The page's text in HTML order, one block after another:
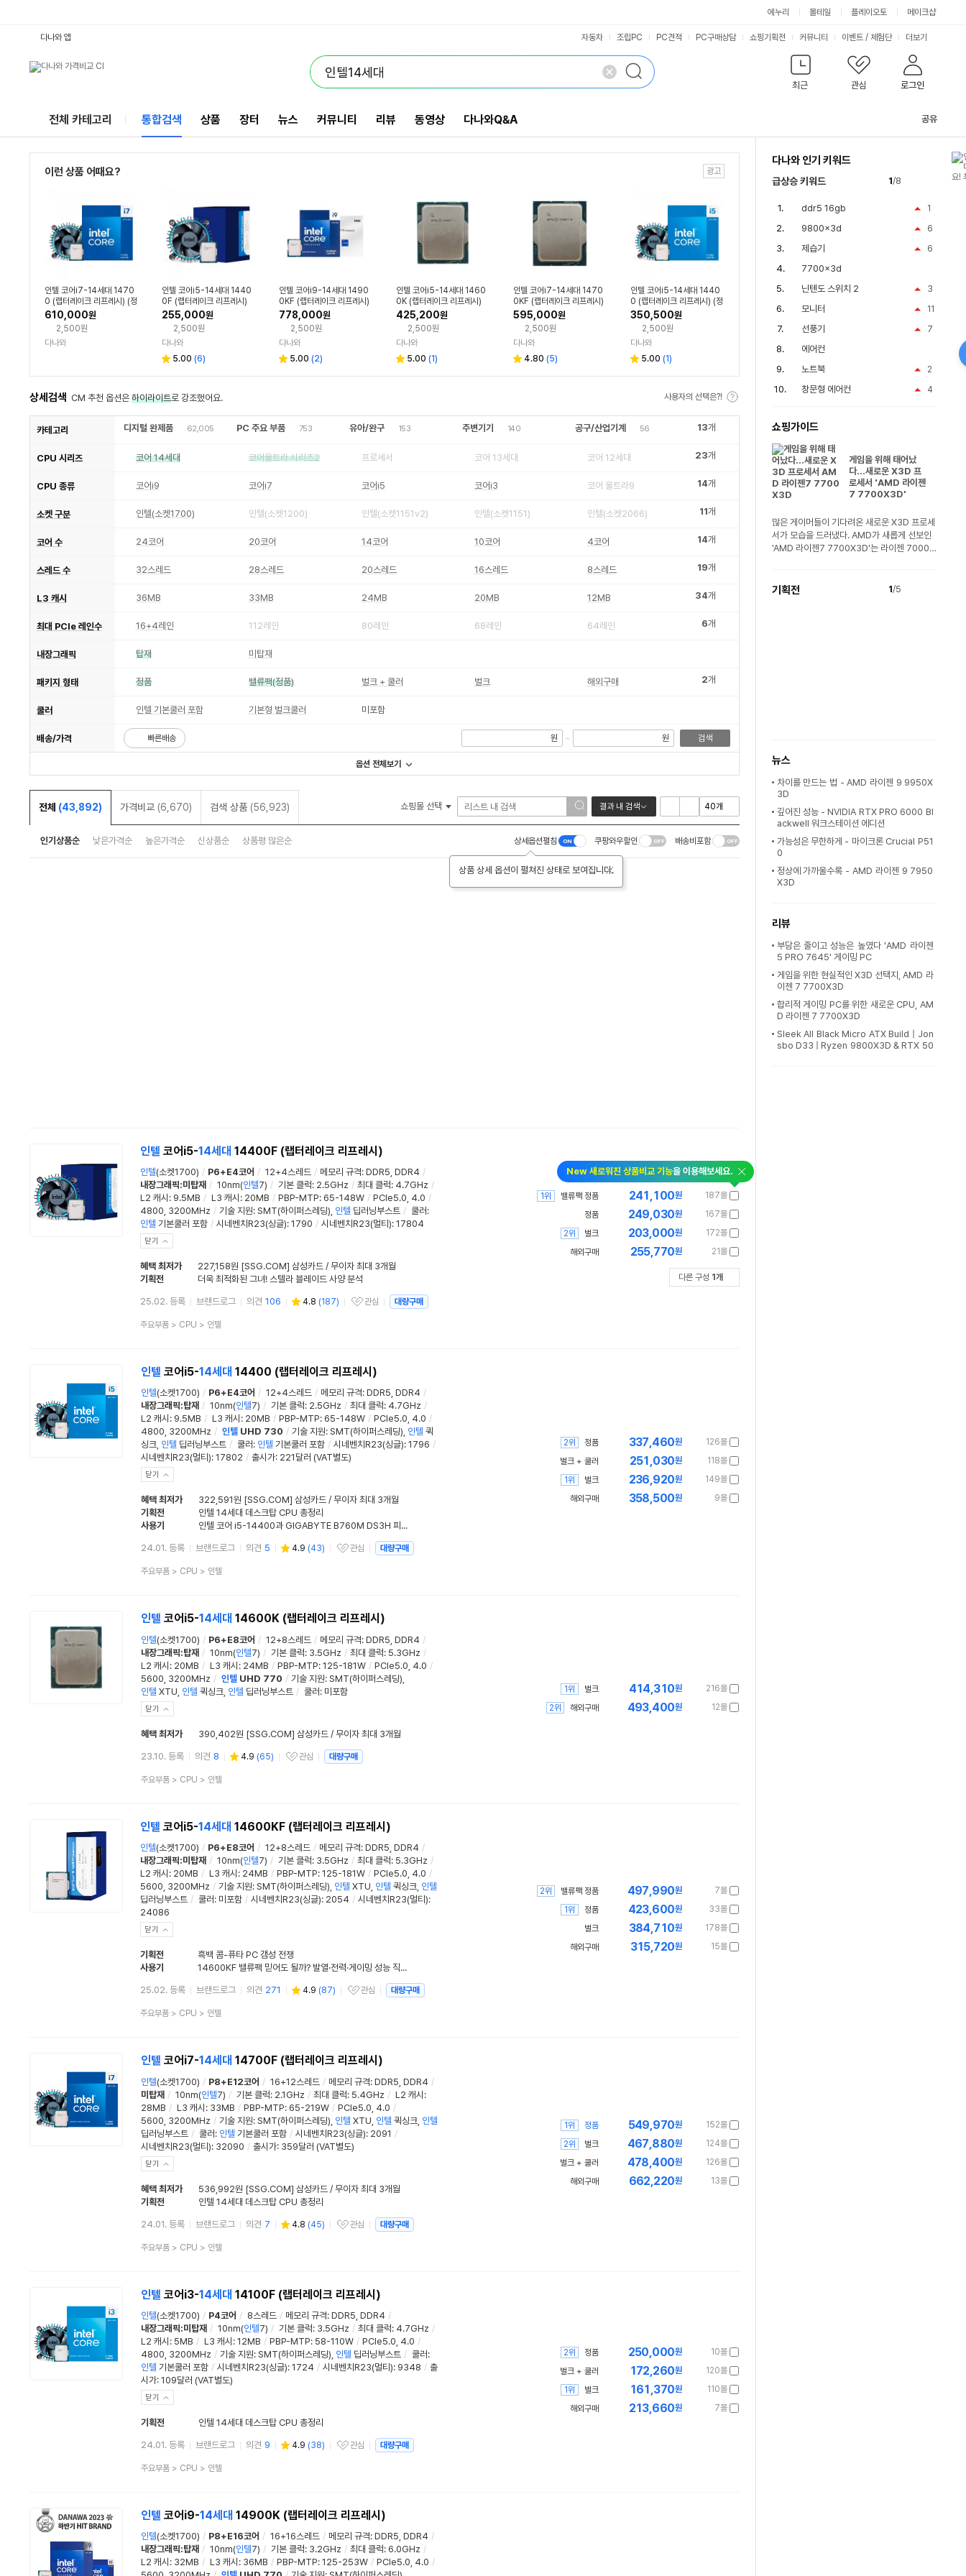
에누리 몰테일 플레이오토 메이크샵
최근 관심 로그인
다나와 앱 자동차 조립PC PC견적 PC구매상담 쇼핑기획전 커뮤니티 이벤트 / 체험단 더보기
전체 카테고리 통합검색 상품 장터 뉴스 커뮤니티 리뷰 동영상 다나와Q&A 공유
이런 상품 어때요?
인텔 코어i7-14세대 1470
0 (랩터레이크 리프레시) (정
품)
610,000원
2,500원
다나와
인텔 코어i5-14세대 1440
0F (랩터레이크 리프레시)
(밸류팩 정품)
255,000원
2,500원
다나와
5.00 (6)
인텔 코어i9-14세대 1490
0KF (랩터레이크 리프레시)
(정품)
778,000원
2,500원
다나와
5.00 (2)
인텔 코어i5-14세대 1460
0K (랩터레이크 리프레시)
(벌크)
425,200원
2,500원
다나와
5.00 (1)
인텔 코어i7-14세대 1470
0KF (랩터레이크 리프레시)
(벌크)
595,000원
2,500원
다나와
4.80 (5)
인텔 코어i5-14세대 1440
0 (랩터레이크 리프레시) (정
품)
350,500원
2,500원
다나와
5.00 (1)
상세검색 CM 추천 옵션은 하이라이트로 강조했어요. 사용자의 선택은?!
카테고리 디지털 완제품 62,005 PC 주요 부품 753 유아/완구 153 주변기기 140 공구/산업기계 56 13개
CPU 시리즈 코어 14세대 코어울트라 시리즈2 프로세서 코어 13세대 코어 12세대 23개
CPU 종류 코어i9 코어i7 코어i5 코어i3 코어 울트라9 14개
소켓 구분 인텔(소켓1700) 인텔(소켓1200) 인텔(소켓1151v2) 인텔(소켓1151) 인텔(소켓2066) 11개
코어 수 24코어 20코어 14코어 10코어 4코어 14개
스레드 수 32스레드 28스레드 20스레드 16스레드 8스레드 19개
L3 캐시 36MB 33MB 24MB 20MB 12MB 34개
최대 PCIe 레인수 16+4레인 112레인 80레인 68레인 64레인 6개
내장그래픽 탑재 미탑재
패키지 형태 정품 밸류팩(정품) 벌크 + 쿨러 벌크 해외구매 2개
쿨러 인텔 기본쿨러 포함 기본형 벌크쿨러 미포함
배송/가격 빠른배송 원 ~ 원 검색
옵션 전체보기
전체 (43,892) 가격비교 (6,670) 검색 상품 (56,923) 쇼핑몰 선택 결과 내 검색
인기상품순 낮은가격순 높은가격순 신상품순 상품평 많은순 상세옵션펼침
상품 상세 옵션이 펼쳐진 상태로 보여집니다.
쿠팡와우할인 배송비포함
인텔 코어i5-14세대 14400F (랩터레이크 리프레시)
인텔(소켓1700) / P6+E4코어 / 12+4스레드 / 메모리 규격: DDR5, DDR4 /
내장그래픽:미탑재 / 10nm(인텔7) / 기본 클럭: 2.5GHz / 최대 클럭: 4.7GHz /
L2 캐시 : 9.5MB / L3 캐시 : 20MB / PBP-MTP: 65-148W / PCIe5.0, 4.0 /
4800, 3200MHz / 기술 지원: SMT(하이퍼스레딩) 인텔 딥러닝부스트 / 쿨러 :
인텔 기본쿨러 포함 / 시네벤치R23(싱글): 1790 / 시네벤치R23(멀티): 17804
닫기
혜택 최저가
227,158원 [SSG.COM] 삼성카드 / 무이자 최대 3개월
기획전
더욱 최적화된 그녀! 스텔라 블레이드 사양 분석
25.02. 등록 브랜드로그 의견 106 4.8 (187)
관심상품
관심 대량구매
상
주요부품> CPU > 인텔
New 새로워진 상품비교 기능을 이용해보세요.
187몰
241,100원
1위
밸류팩 정품
167몰
249,030원
정품
172몰
203,000원
2위
벌크
21몰
255,770원
해외구매
다른 구성 1 개
인텔 코어i5-14세대 14400 (랩터레이크 리프레시)
인텔(소켓1700) / P6+E4코어 / 12+4스레드 / 메모리 규격: DDR5, DDR4 /
내장그래픽:탑재 / 10nm(인텔7) / 기본 클럭: 2.5GHz / 최대 클럭: 4.7GHz /
L2 캐시 : 9.5MB / L3 캐시 : 20MB / PBP-MTP: 65-148W / PCIe5.0, 4.0 /
4800, 3200MHz / 인텔UHD 730 / 기술 지원: SMT(하이퍼스레딩) 인텔 퀵
싱크, 인텔 딥러닝부스트 / 쿨러 : 인텔 기본쿨러 포함 / 시네벤치R23(싱글): 1796 /
시네벤치R23(멀티): 17802 / 출시가: 221달러 (VAT별도)
닫기
혜택 최저가
322,591원 [SSG.COM] 삼성카드 / 무이자 최대 3개월
기획전
인텔 14세대 데스크탑 CPU 총정리
사용기
인텔 코어 i5-14400과 GIGABYTE B760M DS3H 피씨디렉트
24.01. 등록 브랜드로그 의견 5 4.9 (43)
관심상품
관심 대량구매
상
주요부품> CPU > 인텔
126몰
337,460원
2위
정품
118몰
251,030원
벌크 + 쿨러
149몰
236,920원
1위
벌크
9몰
358,500원
해외구매
인텔 코어i5-14세대 14600K (랩터레이크 리프레시)
인텔(소켓1700) / P6+E8코어 / 12+8스레드 / 메모리 규격: DDR5, DDR4 /
내장그래픽:탑재 / 10nm(인텔7) / 기본 클럭: 3.5GHz / 최대 클럭: 5.3GHz /
L2 캐시 : 20MB / L3 캐시 : 24MB / PBP-MTP: 125-181W / PCIe5.0, 4.0 /
5600, 3200MHz / 인텔UHD 770 / 기술 지원: SMT(하이퍼스레딩)
인텔 XTU 인텔 퀵싱크, 인텔 딥러닝부스트 / 쿨러 : 미포함
닫기
혜택 최저가 390,402원 [SSG.COM] 삼성카드 / 무이자 최대 3개월
23.10. 등록 의견 8 4.9 (65)
관심상품
관심 대량구매
상
주요부품> CPU > 인텔
216몰
414,310원
1위
벌크
12몰
493,400원
2위 해외구매
인텔 코어i5-14세대 14600KF (랩터레이크 리프레시)
인텔(소켓1700) / P6+E8코어 / 12+8스레드 / 메모리 규격: DDR5, DDR4 /
내장그래픽:미탑재 / 10nm(인텔7) / 기본 클럭: 3.5GHz / 최대 클럭: 5.3GHz /
L2 캐시 : 20MB / L3 캐시 : 24MB / PBP-MTP: 125-181W / PCIe5.0, 4.0 /
5600, 3200MHz / 기술 지원: SMT(하이퍼스레딩) 인텔 XTU 인텔 퀵싱크, 인텔
딥러닝부스트 / 쿨러 : 미포함 / 시네벤치R23(싱글): 2054 / 시네벤치R23(멀티):
24086
닫기
기획전
흑백 콤-퓨타 PC 갬성 전쟁
사용기
14600KF 밸류팩 믿어도 될까? 발열·전력·게이밍 성능 직접 비교해보니...
25.02. 등록 브랜드로그 의견 271 4.9 (87)
관심상품
관심 대량구매
상
주요부품> CPU > 인텔
7몰
497,990원
2위
밸류팩 정품
33몰
423,600원
1위
정품
178몰
384,710원
벌크
15몰
315,720원
해외구매
인텔 코어i7-14세대 14700F (랩터레이크 리프레시)
인텔(소켓1700) / P8+E12코어 / 16+12스레드 / 메모리 규격: DDR5, DDR4 /
미탑재 / 10nm(인텔7) / 기본 클럭: 2.1GHz / 최대 클럭: 5.4GHz / L2 캐시 :
28MB / L3 캐시 : 33MB / PBP-MTP: 65-219W / PCIe5.0, 4.0 /
5600, 3200MHz / 기술 지원: SMT(하이퍼스레딩) 인텔 XTU 인텔 퀵싱크, 인텔
딥러닝부스트 / 쿨러 : 인텔 기본쿨러 포함 / 시네벤치R23(싱글): 2091 /
시네벤치R23(멀티): 32090 / 출시가: 359달러 (VAT별도)
닫기
혜택 최저가
536,992원 [SSG.COM] 삼성카드 / 무이자 최대 3개월
기획전
인텔 14세대 데스크탑 CPU 총정리
24.01. 등록 브랜드로그 의견 7 4.8 (45)
관심상품
관심 대량구매
상
주요부품> CPU > 인텔
152몰
549,970원
1위
정품
124몰
467,880원
2위
벌크
126몰
478,400원
벌크 + 쿨러
13몰
662,220원
해외구매
인텔 코어i3-14세대 14100F (랩터레이크 리프레시)
인텔(소켓1700) / P4코어 / 8스레드 / 메모리 규격: DDR5, DDR4 /
내장그래픽:미탑재 / 10nm(인텔7) / 기본 클럭: 3.5GHz / 최대 클럭: 4.7GHz /
L2 캐시 : 5MB / L3 캐시 : 12MB / PBP-MTP: 58-110W / PCIe5.0, 4.0 /
4800, 3200MHz / 기술 지원: SMT(하이퍼스레딩) 인텔 딥러닝부스트 / 쿨러 :
인텔 기본쿨러 포함 / 시네벤치R23(싱글): 1724 / 시네벤치R23(멀티): 9348 / 출
시가: 109달러 (VAT별도)
닫기
기획전 인텔 14세대 데스크탑 CPU 총정리
24.01. 등록 브랜드로그 의견 9 4.9 (38)
관심상품
관심 대량구매
상
주요부품> CPU > 인텔
10몰
250,000원
2위
정품
120몰
172,260원
벌크 + 쿨러
110몰
161,370원
1위
벌크
7몰
213,660원
해외구매
인텔 코어i9-14세대 14900K (랩터레이크 리프레시)
인텔(소켓1700) / P8+E16코어 / 16+16스레드 / 메모리 규격: DDR5, DDR4 /
내장그래픽:탑재 / 10nm(인텔7) / 기본 클럭: 3.2GHz / 최대 클럭: 6.0GHz /
L2 캐시 : 32MB / L3 캐시 : 36MB / PBP-MTP: 125-253W / PCIe5.0, 4.0 /
다나와 인기 키워드
급상승 키워드 1/8
1
ddr5 16gb
6
9800x3d
6
제습기
7700x3d
3
닌텐도 스위치 2
11
모니터
7
선풍기
에어컨
2
노트북
4
창문형 에어컨
쇼핑가이드
게임을 위해 태어났
다...새로운 X3D 프
로세서 'AMD 라이젠
7 7700X3D'
많은 게이머들이 기다려온 새로운 X3D 프로세
서가 모습을 드러냈다. AMD가 새롭게 선보인
'AMD 라이젠7 7700X3D'는 라이젠 7000
기획전 1/5
뉴스
차이를 만드는 법 - AMD 라이젠 9 9950X
3D
깊어진 성능 - NVIDIA RTX PRO 6000 Bl
ackwell 워크스테이션 에디션
가능성은 무한하게 - 마이크론 Crucial P51
0
정상에 가까울수록 - AMD 라이젠 9 7950
X3D
리뷰
부담은 줄이고 성능은 높였다 'AMD 라이젠
5 PRO 7645' 게이밍 PC
게임을 위한 현실적인 X3D 선택지, AMD 라
이젠 7 7700X3D
합리적 게이밍 PC를 위한 새로운 CPU, AM
D 라이젠 7 7700X3D
Sleek All Black Micro ATX Build | Jon
sbo D33 | Ryzen 9800X3D & RTX 50